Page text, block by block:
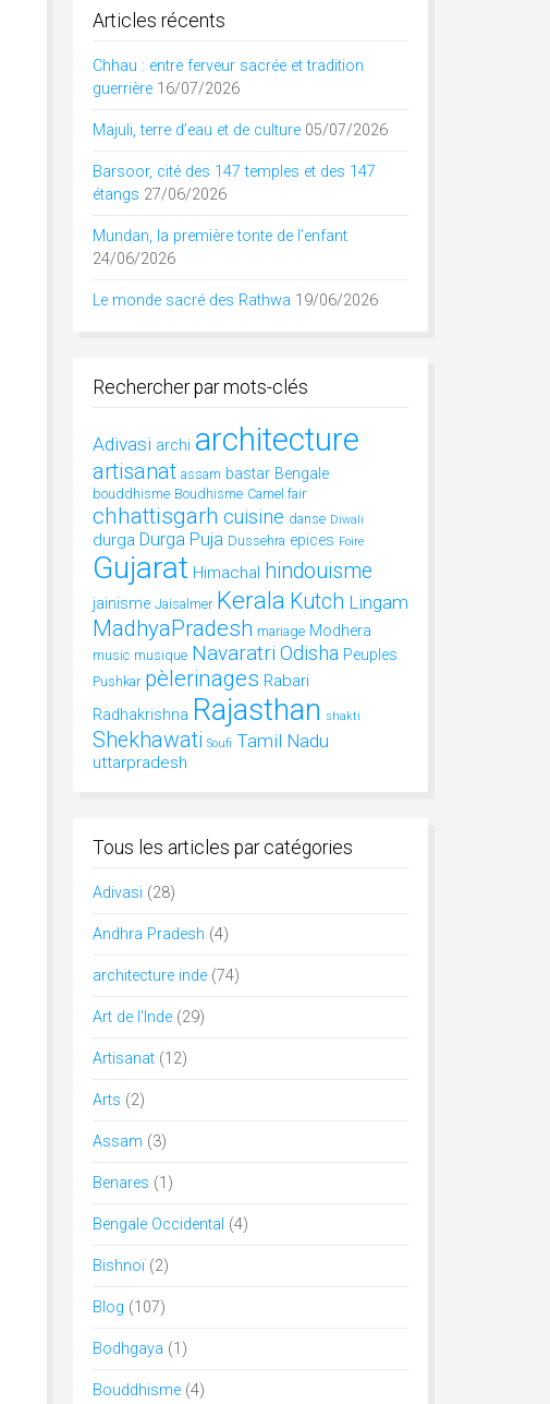
Articles récents
Chhau : entre ferveur sacrée et tradition
guerrière 16/07/2026
Majuli, terre d’eau et de culture 05/07/2026
Barsoor, cité des 147 temples et des 147
étangs 27/06/2026
Mundan, la première tonte de l’enfant
24/06/2026
Le monde sacré des Rathwa 19/06/2026
Rechercher par mots-clés
Adivasi archi architecture
artisanat assam bastar Bengale
bouddhisme Boudhisme Camel fair
chhattisgarh cuisine danse Diwali
durga Durga Puja Dussehra epices Foire
Gujarat Himachal hindouisme
jainisme Jaisalmer Kerala Kutch Lingam
MadhyaPradesh mariage Modhera
music musique Navaratri Odisha Peuples
Pushkar pèlerinages Rabari
Radhakrishna Rajasthan shakti
Shekhawati Soufi Tamil Nadu
uttarpradesh
Tous les articles par catégories
Adivasi (28)
Andhra Pradesh (4)
architecture inde (74)
Art de l'Inde (29)
Artisanat (12)
Arts (2)
Assam (3)
Benares (1)
Bengale Occidental (4)
Bishnoï(2)
Blog (107)
Bodhgaya (1)
Bouddhisme (4)